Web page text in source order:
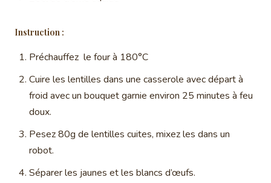
Instruction :
Préchauffez le four à 180°C
Cuire les lentilles dans une casserole avec départ à
froid avec un bouquet garnie environ 25 minutes à feu
doux.
Pesez 80g de lentilles cuites, mixez les dans un
robot.
Séparer les jaunes et les blancs d’œufs.